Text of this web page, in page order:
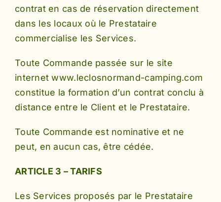
contrat en cas de réservation directement
dans les locaux où le Prestataire
commercialise les Services.
Toute Commande passée sur le site
internet www.leclosnormand-camping.com
constitue la formation d’un contrat conclu à
distance entre le Client et le Prestataire.
Toute Commande est nominative et ne
peut, en aucun cas, être cédée.
ARTICLE 3 – TARIFS
Les Services proposés par le Prestataire